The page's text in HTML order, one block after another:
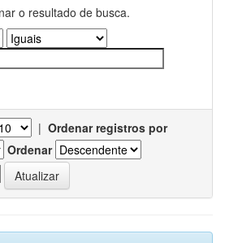
o resultado de busca.
| Ordenar registros por
Ordenar